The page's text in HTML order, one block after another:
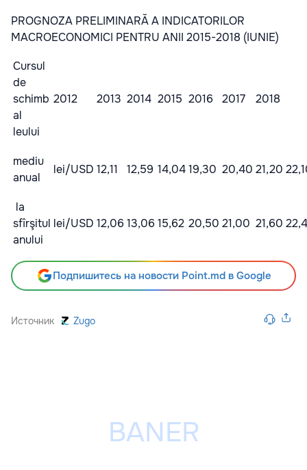
PROGNOZA PRELIMINARĂ A INDICATORILOR
MACROECONOMICI PENTRU ANII 2015-2018 (IUNIE)
Cursul
de
schimb
al
leului
2012 2013 2014 2015 2016 2017 2018
mediu
anual
lei/USD 12,11 12,59 14,0419,30 20,40 21,20
la
sfîrşitul
anului
lei/USD 12,06 13,06 15,62 20,50 21,00 21,60
Подпишитесь на новости Point.md в Google
Источник Zugo